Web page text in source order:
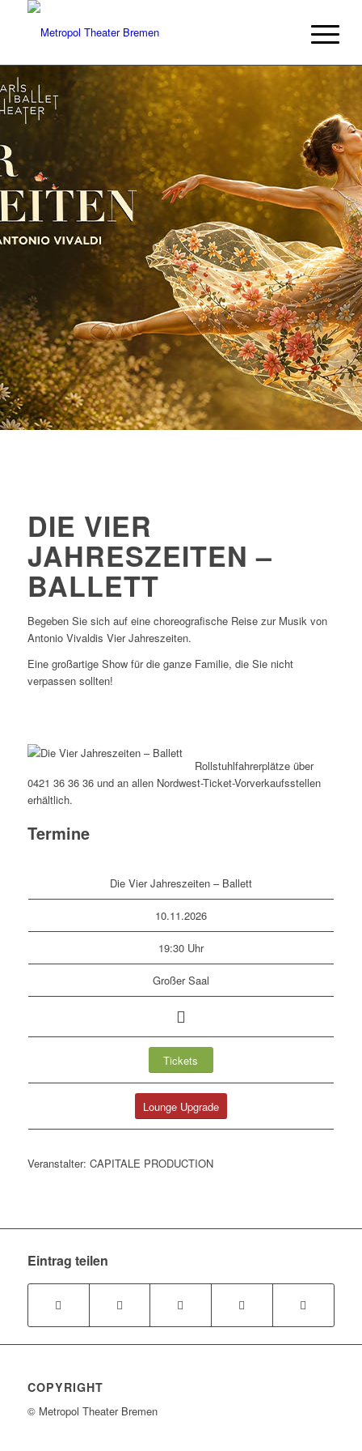
DIE VIER
JAHRESZEITEN –
BALLETT
Begeben Sie sich auf eine choreografische Reise zur Musik von
Antonio Vivaldis Vier Jahreszeiten.
Eine großartige Show für die ganze Familie, die Sie nicht
verpassen sollten!
Rollstuhlfahrerplätze über
0421 36 36 36 und an allen Nordwest-Ticket-Vorverkaufsstellen
erhältlich.
Termine
Die Vier Jahreszeiten – Ballett
10.11.2026
19:30 Uhr
Großer Saal
Tickets
Lounge Upgrade
Veranstalter: CAPITALE PRODUCTION
Eintrag teilen
COPYRIGHT
© Metropol Theater Bremen